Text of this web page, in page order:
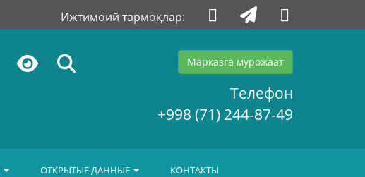
Ижтимоий тармоқлар:
Марказга мурожаат
Телефон
+998 (71) 244-87-49
ОТКРЫТЫЕ ДАННЫЕ КОНТАКТЫ